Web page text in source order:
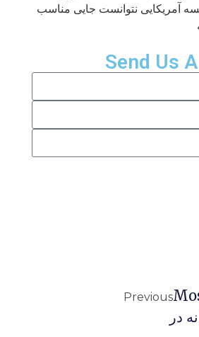
آمریکایی نتوانست جایی مناسب
Send Us
Previous
در